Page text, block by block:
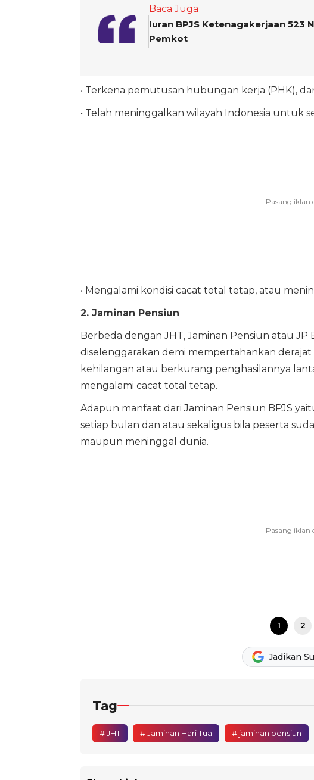
Baca Juga
Iuran BPJS Ketenagakerjaan 523
Pemkot
• Terkena pemutusan hubungan kerja (PHK),
• Telah meninggalkan wilayah Indonesia untuk
• Mengalami kondisi cacat total tetap, atau
2. Jaminan Pensiun
Berbeda dengan JHT, Jaminan Pensiun atau
diselenggarakan demi mempertahankan
kehilangan atau berkurang penghasilannya
mengalami cacat total tetap.
Adapun manfaat dari Jaminan Pensiun BPJS
setiap bulan dan atau sekaligus bila peserta
maupun meninggal dunia.
1 2
Jadikan
Tag
# JHT # Jaminan Hari Tua # jaminan pensiun